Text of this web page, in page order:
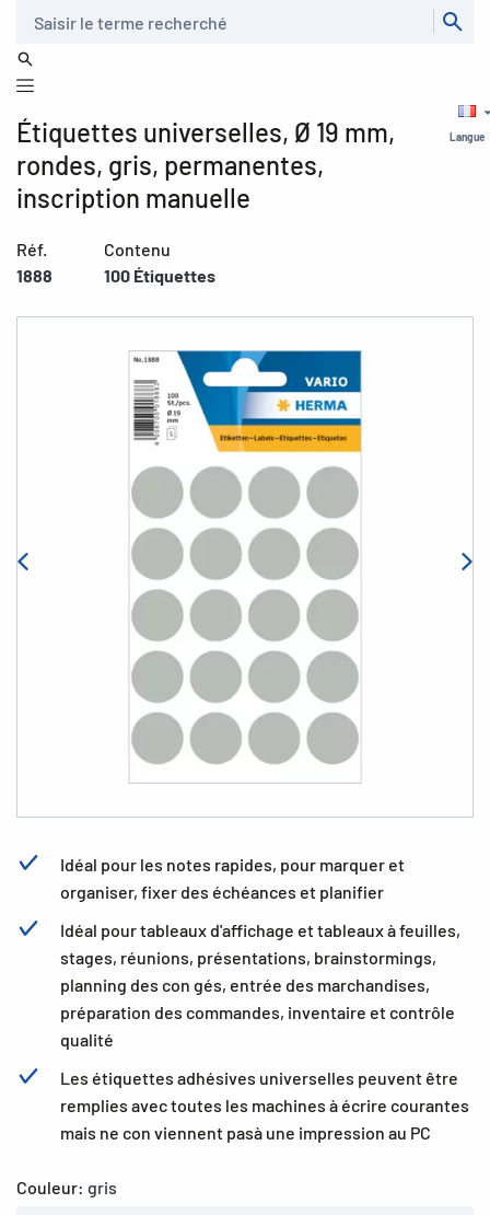
Langue
Étiquettes universelles, Ø 19 mm,
rondes, gris, permanentes,
inscription manuelle
Réf.
1888
Contenu
100 Étiquettes
Idéal pour les notes rapides, pour marquer et
organiser, fixer des échéances et planifier
Idéal pour tableaux d'affichage et tableaux à feuilles,
stages, réunions, présentations, brainstormings,
planning des con gés, entrée des marchandises,
préparation des commandes, inventaire et contrôle
qualité
Les étiquettes adhésives universelles peuvent être
remplies avec toutes les machines à écrire courantes
mais ne con viennent pasà une impression au PC
Couleur: gris